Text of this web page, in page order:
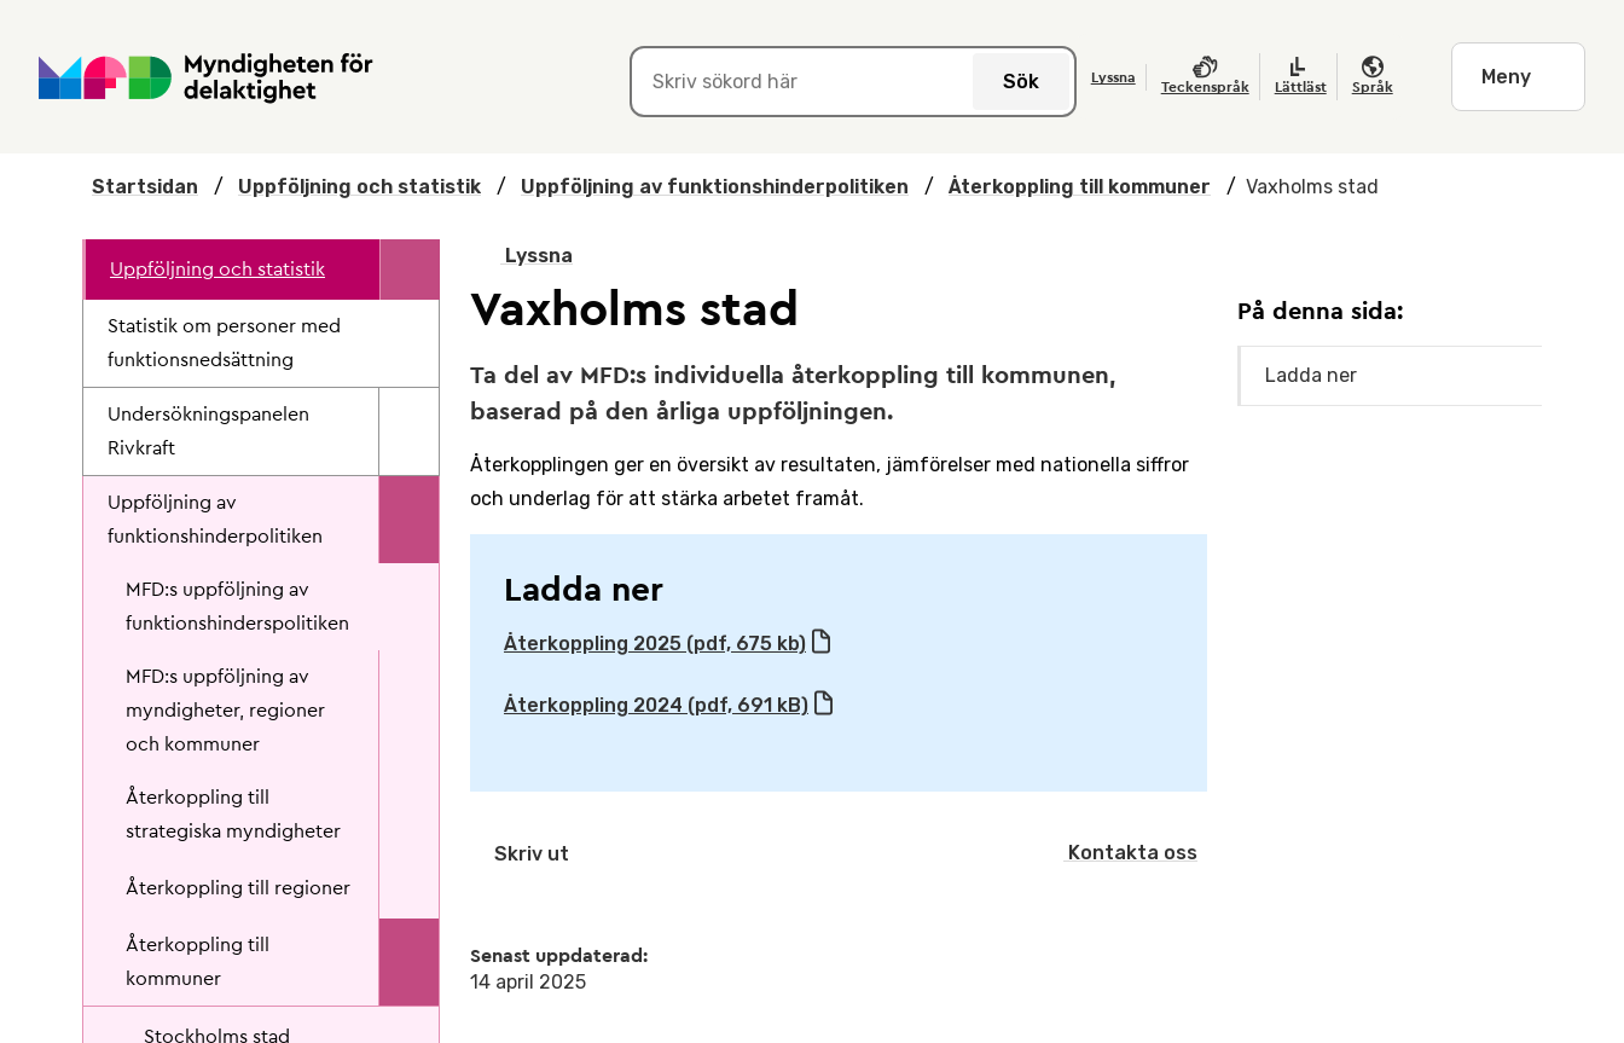
Sök Lyssna
Teckenspråk Lättläst Språk Meny
Startsidan / Uppföljning och statistik / Uppföljning av funktionshinderpolitiken / Återkoppling till kommuner / Vaxholms stad
Uppföljning och statistik
Statistik om personer med
funktionsnedsättning
Undersökningspanelen
Rivkraft
Uppföljning av
funktionshinderpolitiken
MFD:s uppföljning av
funktionshinderspolitiken
MFD:s uppföljning av
myndigheter, regioner
och kommuner
Återkoppling till
strategiska myndigheter
Återkoppling till regioner
Återkoppling till
kommuner
Stockholms stad
Lyssna
Vaxholms stad
Ta del av MFD:s individuella återkoppling till kommunen,
baserad på den årliga uppföljningen.
Återkopplingen ger en översikt av resultaten, jämförelser med nationella siffror
och underlag för att stärka arbetet framåt.
Ladda ner
Återkoppling 2025 (pdf, 675 kb)
Återkoppling 2024 (pdf, 691 kB)
Skriv ut Kontakta oss
Senast uppdaterad:
14 april 2025
På denna sida:
Ladda ner